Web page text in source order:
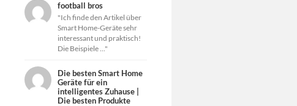
football bros
"Ich finde den Artikel über
Smart Home-Geräte sehr
interessant und praktisch!
Die Beispiele ..."
Die besten Smart Home
Geräte für ein
intelligentes Zuhause |
Die besten Produkte